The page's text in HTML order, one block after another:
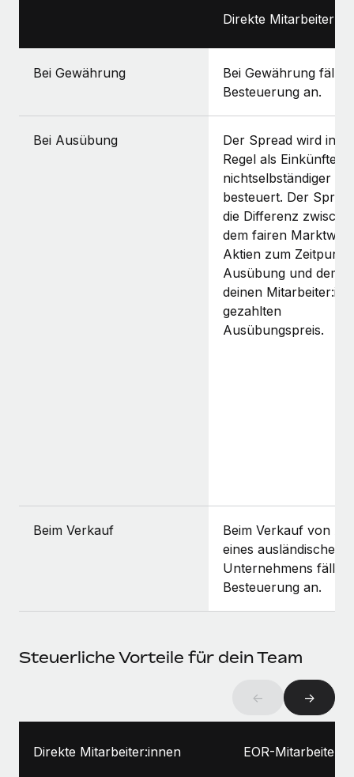
Direkte
Bei Gewährung
Bei Gewährung fällt
Besteuerung an.
Bei Ausübung
Der Spread wird in
Regel als Einkünfte
nichtselbständiger
besteuert. Der
die Differenz
dem fairen
Aktien zum Zeitpunkt
Ausübung und dem
deinen
gezahlten
Ausübungspreis.
Beim Verkauf
Beim Verkauf von
eines ausländischen
Unternehmens fällt
Besteuerung an.
Steuerliche Vorteile für dein Team
← →
Direkte Mitarbeiter:innen EOR-